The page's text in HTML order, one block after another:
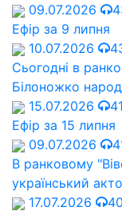
09.07.2026
Ефір за 9 липня
10.07.2026
Сьогодні в
Білоножко
15.07.2026
Ефір за 15 липня
09.07.2026
В ранковому
український
17.07.2026